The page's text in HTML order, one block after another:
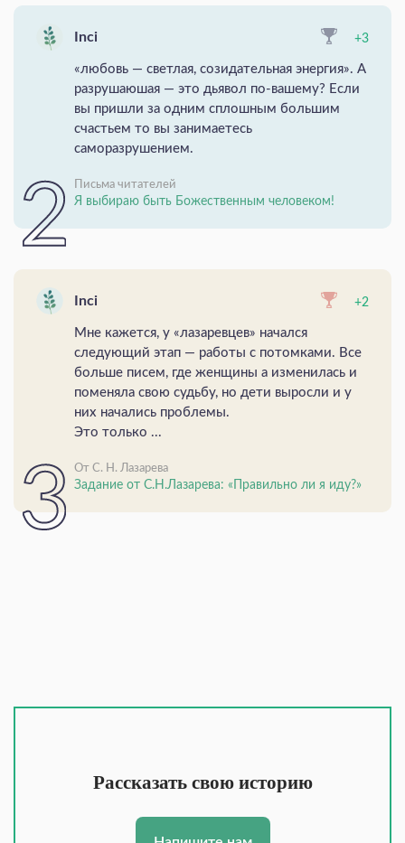
Inci +3
«любовь — светлая, созидательная энергия». А
разрушаюшая — это дьявол по-вашему? Если
вы пришли за одним сплошным большим
счастьем то вы занимаетесь
саморазрушением.
Письма читателей
Я выбираю быть Божественным человеком!
Inci +2
Мне кажется, у «лазаревцев» начался
следующий этап — работы с потомками. Все
больше писем, где женщины а изменилась и
поменяла свою судьбу, но дети выросли и у
них начались проблемы.
Это только ...
От С. Н. Лазарева
Задание от С.Н.Лазарева: «Правильно ли я иду?»
Рассказать свою историю